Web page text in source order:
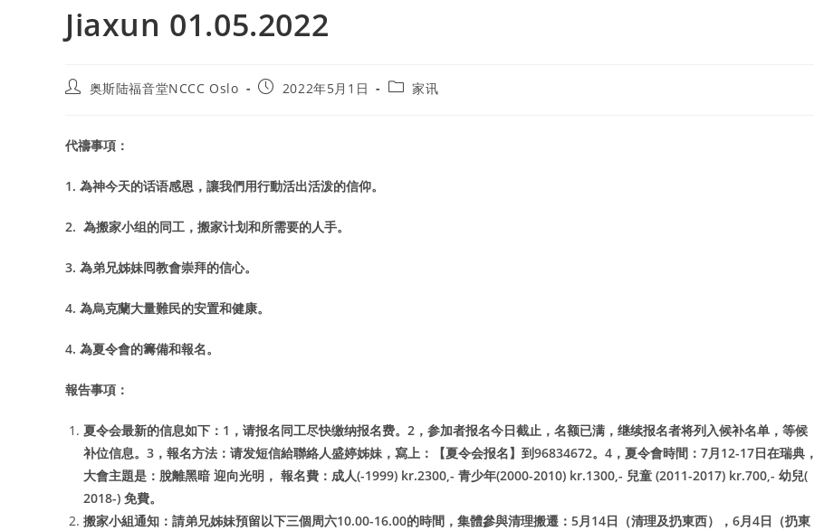
Jiaxun 01.05.2022
Post奥斯陆福音堂NCCC Oslo
Post2022年5月1日
Post家讯
代禱事項：
1. 為神今天的话语感恩，讓我們用行動活出活泼的信仰。
2. 為搬家小组的同工，搬家计划和所需要的人手。
3. 為弟兄姊妹囘教會崇拜的信心。
4. 為烏克蘭大量難民的安置和健康。
4. 為夏令會的籌備和報名。
報告事項：
夏令会最新的信息如下：1，请报名同工尽快缴纳报名费。2，参加者报名今日截止，名额已满，继续报名者将列入候补名单，等候
补位信息。3，報名方法：请发短信給聯絡人盛婷姊妹，寫上：【夏令会报名】到96834672。4， 夏令會時間：7月12-17日在瑞典，
大會主題是：脫離黑暗 迎向光明， 報名費：成人(-1999) kr.2300,- 青少年(2000-2010) kr.1300,- 兒童 (2011-2017) kr.700,- 幼兒(
2018-) 免費。
搬家小組通知：請弟兄姊妹預留以下三個周六10.00-16.00的時間，集體參與清理搬遷：5月14日（清理及扔東西），6月4日（扔東